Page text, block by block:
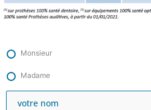
Monsieur
Madame